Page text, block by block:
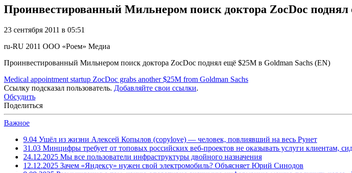
Проинвестированный Мильнером поиск доктора ZocDoc
23 сентября 2011 в 05:51
ru-RU 2011 ООО «Роем» Медиа
Проинвестированный Мильнером поиск доктора ZocDoc поднял ещё $25М в Goldman Sachs (EN)
Medical appointment startup ZocDoc grabs another $25M from Goldman Sachs
Ссылку подсказал пользователь. Добавляйте свои ссылки.
Обсудить
Поделиться
Важное
9.04 Ушёл из жизни Алексей Копылов (copylove) — человек, повлиявший на весь Рунет
31.03 Минцифры требует от топовых российских веб-проектов не оказывать услуги клиентам,
24.12.2025 Мы все пользователи инфраструктуры двойного назначения
12.12.2025 Зачем «Яндексу» нужен свой электромобиль? Объясняет Юрий Синодов